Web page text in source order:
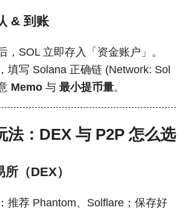
& 到账
，SOL 立即存入「资金账户」。
填写 Solana 正确链 (Network: Sol
Memo 与 最小提币量。
法：DEX 与 P2P 怎么选
（DEX）
：推荐 Phantom、Solflare；保存好